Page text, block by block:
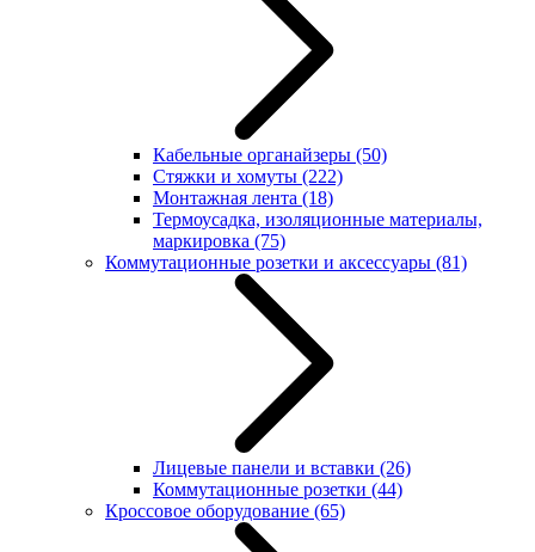
Кабельные органайзеры (50)
Стяжки и хомуты (222)
Монтажная лента (18)
Термоусадка, изоляционные материалы,
маркировка (75)
Коммутационные розетки и аксессуары (81)
Лицевые панели и вставки (26)
Коммутационные розетки (44)
Кроссовое оборудование (65)